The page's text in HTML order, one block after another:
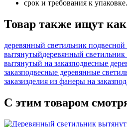
срок и требования к упаковке.
Товар также ищут
деревянный светильник
вытянутыйдеревянный
вытянутый на заказподвесные
заказподвесные деревянные
заказизделия из фанеры на заказ
С этим товаром